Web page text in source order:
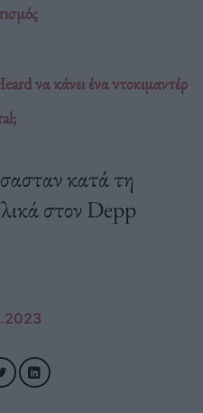
να κάνει ένα ντοκιμαντέρ
κατά τη
στον Depp